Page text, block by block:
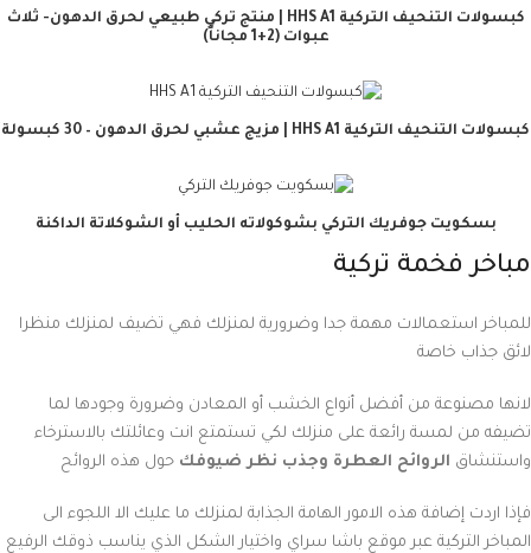
كبسولات التنحيف التركية HHS A1 | منتج تركي طبيعي لحرق الدهون- ثلاث
عبوات (2+1 مجاناً)
كبسولات التنحيف التركية HHS A1 | مزيج عشبي لحرق الدهون – 30 كبسولة
بسكويت جوفريك التركي بشوكولاته الحليب أو الشوكلاتة الداكنة
مباخر فخمة تركية
للمباخر استعمالات مهمة جدا وضرورية لمنزلك فهي تضيف لمنزلك منظرا
لائق جذاب خاصة
لانها مصنوعة من أفضل أنواع الخشب أو المعادن وضرورة وجودها لما
تضيفه من لمسة رائعة على منزلك لكي تستمتع انت وعائلتك بالاسترخاء
واستنشاق الروائح العطرة وجذب نظر ضيوفك حول هذه الروائح
فإذا اردت إضافة هذه الامور الهامة الجذابة لمنزلك ما عليك الا اللجوء الى
المباخر التركية عبر موقع باشا سراي واختيار الشكل الذي يناسب ذوقك الرفيع